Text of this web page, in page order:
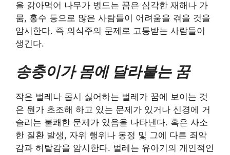
을 갉아먹어 나무가 병드는 꿈은 심각한 재해나 가
뭄, 홍수 등으로 많은 사람들이 어려움을 겪을 것을
암시한다. 즉 의식주의 문제로 고통받는 사람들이
생긴다.
송충이가 몸에 달라붙는 꿈
작은 벌레나 몹시 싫어하는 벌레가 꿈에 보이는 것
은 뭔가 초조해 하고 있는 문제가 있거나 신경에 거
슬리는 불쾌한 문제가 있음을 나타낸다. 혹은 사소
한 질환 발생, 자위 행위나 몽정 및 그에 다른 죄악
감과 허탈감을 암시한다. 벌레는 유아기의 개인적인